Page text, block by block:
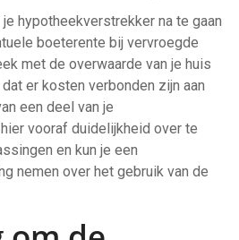
hypotheekverstrekker na te gaan
boeterente bij vervroegde
met de overwaarde van je huis
er kosten verbonden zijn aan
een deel van je
vooraf duidelijkheid over te
en kun je een
nemen over het gebruik van de